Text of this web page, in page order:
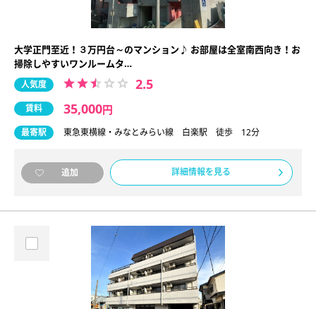
大学正門至近！３万円台～のマンション♪ お部屋は全室南西向き！お
掃除しやすいワンルームタ…
人気度 2.5
賃料 35,000円
最寄駅 東急東横線・みなとみらい線 白楽駅 徒歩 12分
追加 詳細情報を見る